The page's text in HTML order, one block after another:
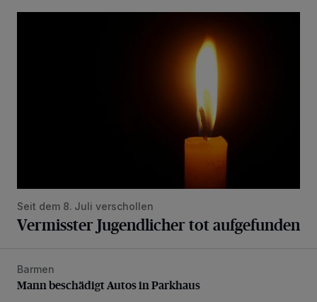
Seit dem 8. Juli verschollen
Vermisster Jugendlicher tot aufgefunden
Mann beschädigt Autos in Parkhaus
Barmen
Mann beschädigt Autos in Parkhaus